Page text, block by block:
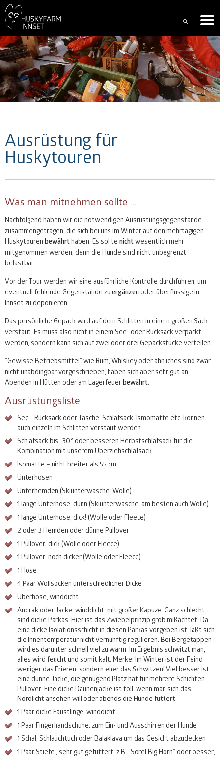
Ausrüstung für
Huskytouren
Was man mitnehmen sollte …
Nachfolgend haben wir die notwendigen Ausrüstungsgegenstände
zusammengetragen, die sich bei uns im Winter auf den mehrtägigen
Huskytouren bewährt haben. Es sollte nichtwesentlich mehr
mitgenommen werden, denn die Hunde sind nicht unbegrenzt
belastbar.
Vor der Tour werden wir eine ausführliche Kontrolle durchführen, um
eventuell fehlende Gegenstände zu ergänzen oder überflüssige in
Innset zu deponieren.
Das persönliche Gepäck wird auf dem Schlitten in einem großen Sack
verstaut. Es muss also nicht in einem See- oder Rucksack verpackt
werden, sondern kann sich auf zwei oder drei Gepäckstücke verteilen.
“Gewisse Betriebsmittel” wie Rum, Whiskey oder ähnliches sind zwar
nicht unabdingbar vorgeschrieben, haben sich aber sehr gut an
Abenden in Hütten oder am Lagerfeuer bewährt.
Ausrüstungsliste
See-, Rucksack oder Tasche. Schlafsack, Ismomatte etc. können
auch einzeln im Schlitten verstaut werden
Schlafsack bis -30° oder besseren Herbstschlafsack für die
Kombination mit unserem Überziehschlafsack
Isomatte – nicht breiter als 55 cm
Unterhosen
Unterhemden (Skiunterwäsche: Wolle)
1 lange Unterhose, dünn (Skiunterwäsche, am besten auch Wolle)
1 lange Unterhose, dick! (Wolle oder Fleece)
2 oder 3 Hemden oder dünne Pullover
1 Pullover, dick (Wolle oder Fleece)
1 Pullover, noch dicker (Wolle oder Fleece)
1 Hose
4 Paar Wollsocken unterschiedlicher Dicke
Überhose, winddicht
Anorak oder Jacke, winddicht, mit großer Kapuze. Ganz schlecht
sind dicke Parkas. Hier ist das Zwiebelprinzip grob mißachtet. Da
eine dicke Isolationsschicht in diesen Parkas vorgeben ist, läßt sich
die Innentemperatur nicht vernünftig regulieren. Bei Bergetappen
wird es darunter schnell viel zu warm. Im Ergebnis schwitzt man,
alles wird feucht und somit kalt. Merke: Im Winter ist der Feind
weniger das Frieren, sondern eher das Schwitzen! Viel besser ist
eine dünne Jacke, die genügend Platz hat für mehrere Schichten
Pullover. Eine dicke Daunenjacke ist toll, wenn man sich das
Nordlicht ansehen will oder abends die Hunde füttert.
1 Paar dicke Fäustlinge, winddicht
1 Paar Fingerhandschuhe, zum Ein- und Ausschirren der Hunde
1 Schal, Schlauchtuch oder Balaklava um das Gesicht abzudecken
1 Paar Stiefel, sehr gut gefüttert, z.B. “Sorel Big Horn” oder besser,